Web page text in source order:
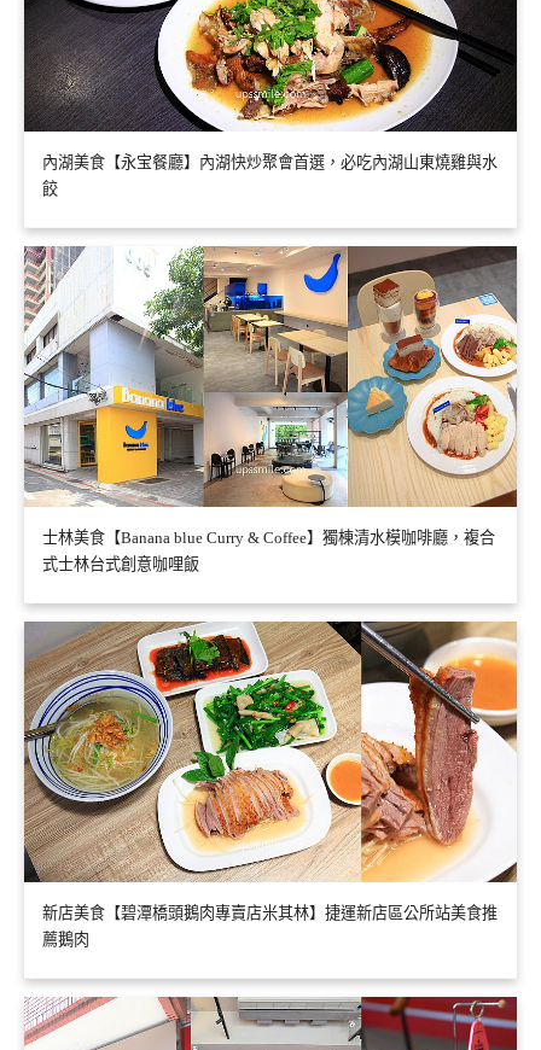
內湖美食【永宝餐廳】內湖快炒聚會首選，必吃內湖山東燒雞與水
餃
士林美食【Banana blue Curry & Coffee】獨棟清水模咖啡廳，複合
式士林台式創意咖哩飯
新店美食【碧潭橋頭鵝肉專賣店米其林】捷運新店區公所站美食推
薦鵝肉